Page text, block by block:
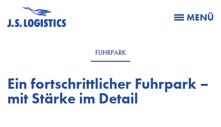
MENÜ
FUHRPARK
Ein fortschrittlicher Fuhrpark –
mit Stärke im Detail